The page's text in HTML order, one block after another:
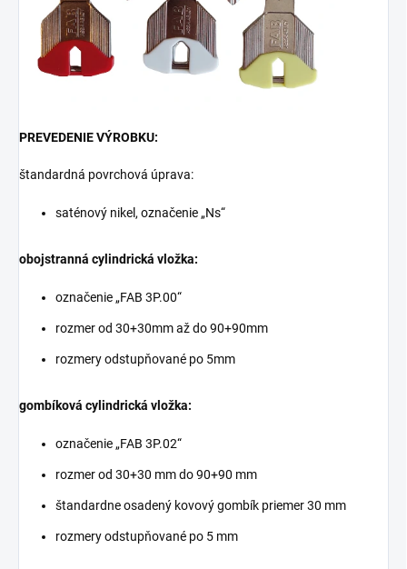
PREVEDENIE VÝROBKU:
štandardná povrchová úprava:
saténový nikel, označenie „Ns“
obojstranná cylindrická vložka:
označenie „FAB 3P.00“
rozmer od 30+30mm až do 90+90mm
rozmery odstupňované po 5mm
gombíková cylindrická vložka:
označenie „FAB 3P.02“
rozmer od 30+30 mm do 90+90 mm
štandardne osadený kovový gombík priemer 30 mm
rozmery odstupňované po 5 mm